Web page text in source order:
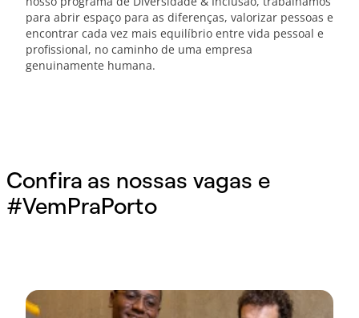
para abrir espaço para as diferenças, valorizar pessoas e
encontrar cada vez mais equilíbrio entre vida pessoal e
profissional, no caminho de uma empresa
genuinamente humana.
Confira as nossas vagas e
#VemPraPorto